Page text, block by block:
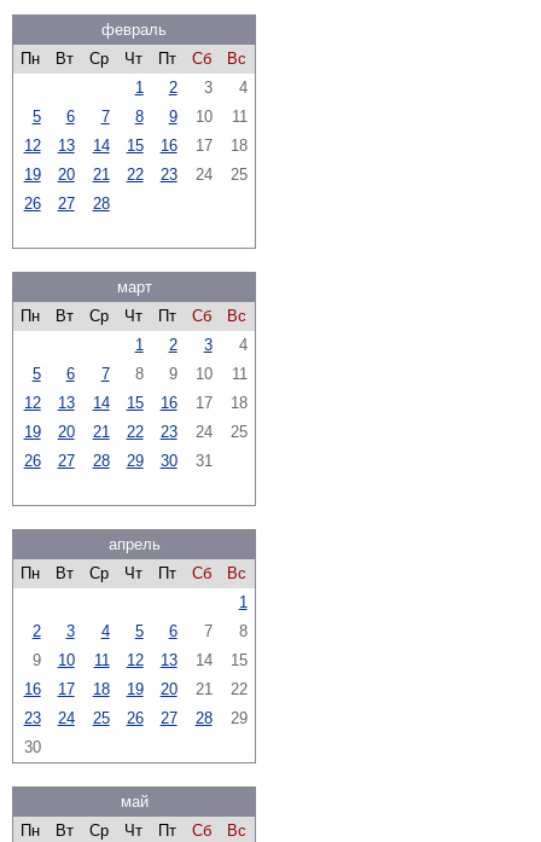
февраль
Пн
Вт Ср Чт Пт Сб
Вс
1
2 3
4
5
6 7 8 9 10
11
12
13 14 15 16 17
18
19
20 21 22 23 24
25
26
27 28
март
Пн
Вт Ср Чт Пт Сб
Вс
1
2 3
4
5
6 7 8 9 10
11
12
13 14 15 16 17
18
19
20 21 22 23 24
25
26
27 28 29 30 31
апрель
Пн
Вт Ср Чт Пт Сб
Вс
1
2
3 4 5 6 7
8
9
10 11 12 13 14
15
16
17 18 19 20 21
22
23
24 25 26 27 28
29
30
май
Пн
Вт Ср Чт Пт Сб
Вс